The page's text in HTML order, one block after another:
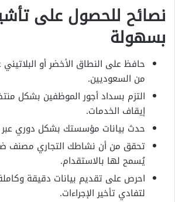
نصائح للحصول على
بسهولة
حافظ على النطاق الأخضر أو
من السعوديين.
التزم بسداد أجور الموظفين بشكل
إيقاف الخدمات.
حدث بيانات مؤسستك بشكل دوري عبر
تحقق من أن نشاطك التجاري مصنف
يُسمح لها بالاستقدام.
احرص على تقديم بيانات دقيقة
لتفادي تأخير الإجراءات.